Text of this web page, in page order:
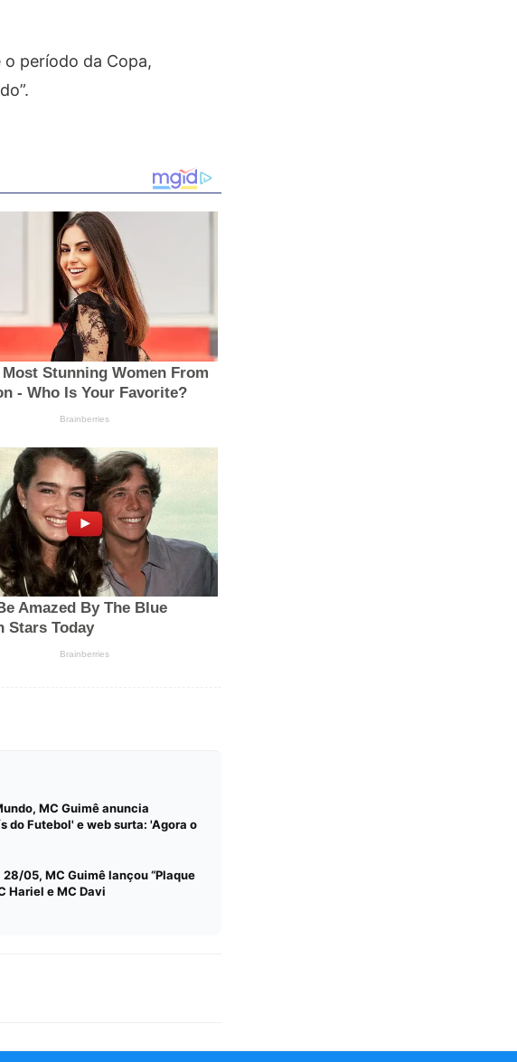
período da Copa,
MC Guimê anuncia
do Futebol' e web surta: 'Agora o
05, MC Guimê lançou “Plaque
Hariel e MC Davi